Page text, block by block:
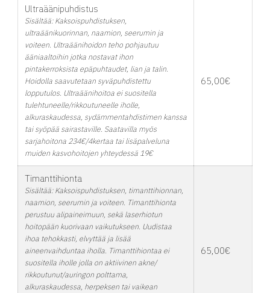
Ultraäänipuhdistus
Sisältää: Kaksoispuhdistuksen,
ultraäänikuorinnan, naamion, seerumin ja
voiteen. Ultraäänihoidon teho pohjautuu
ääniaaltoihin jotka nostavat ihon
pintakerroksista epäpuhtaudet, lian ja talin.
Hoidolla saavutetaan syväpuhdistettu
lopputulos. Ultraäänihoitoa ei suositella
tulehtuneelle/rikkoutuneelle iholle,
alkuraskaudessa, sydämmentahdistimen kanssa
tai syöpää sairastaville. Saatavilla myös
sarjahoitona 234€/4kertaa tai lisäpalveluna
muiden kasvohoitojen yhteydessä 19€
65,00€
Timanttihionta
Sisältää: Kaksoispuhdistuksen, timanttihionnan,
naamion, seerumin ja voiteen. Timanttihionta
perustuu alipaineimuun, sekä laserhiotun
hoitopään kuorivaan vaikutukseen. Uudistaa
ihoa tehokkasti, elvyttää ja lisää
aineenvaihduntaa iholla. Timanttihiontaa ei
suositella iholle jolla on aktiivinen akne/
rikkoutunut/auringon polttama,
alkuraskaudessa, herpeksen tai vaikean
65,00€